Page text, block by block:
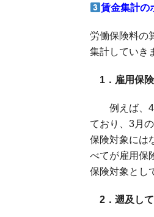
賃金集計の
労働保険料の
集計していき
1．雇用保険
例えば、4
ており、3月
保険対象には
べてが雇用保
保険対象とし
2．遡及し